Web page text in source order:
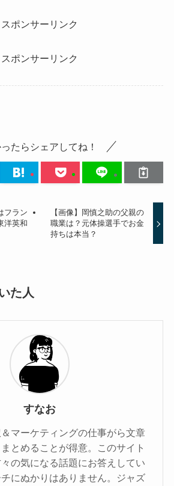
スポンサーリンク
スポンサーリンク
たらシェアしてね！
フラン
洋英和
【画像】岡慎之助の父親の
職業は？元体操選手でお金
持ちは本当？
た人
すなお
マーケティングの仕事がら文章
とめることが得意。このサイト
の気になる話題にお答えしてい
にぬかりはありません。ジャズ